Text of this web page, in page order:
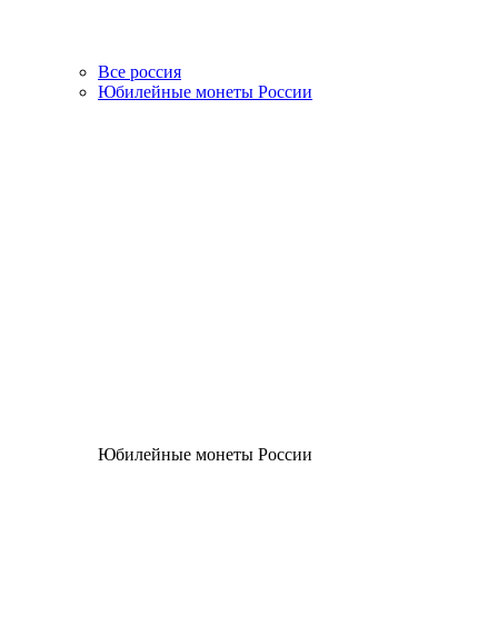
Все россия
Юбилейные монеты России
Юбилейные монеты России